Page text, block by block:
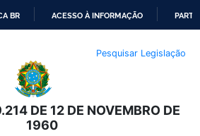
O
CONTEÚDO
BR ACESSO À INFORMAÇÃO
Pesquisar Legislação
DE 12 DE NOVEMBRO DE
1960